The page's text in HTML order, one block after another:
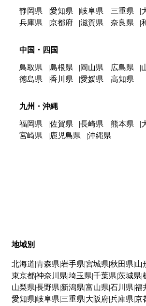
静岡県 愛知県 岐阜県 三重県
兵庫県
京都府 滋賀県 奈良県
中国・四国
鳥取県 島根県 岡山県 広島県
徳島県
香川県 愛媛県 高知県
九州・沖縄
福岡県 佐賀県 長崎県 熊本県
宮崎県
鹿児島県 沖縄県
地域別
北海道 青森県 岩手県 宮城県 秋田県 山
東京都神奈川県 埼玉県 千葉県 茨城県
山梨県 長野県 新潟県 富山県 石川県 福
愛知県 岐阜県 三重県 大阪府兵庫県 京